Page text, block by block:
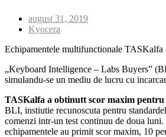
august 31, 2019
Kyocera
Echipamentele multifunctionale
„Keyboard Intelligence – Labs Buyers”
simulandu-se un mediu de lucru cu
TASKalfa a obtinutt scor maxim
BLI, instiutie recunoscuta pentru
comenzi intr-un test continuu de doua
echipamentele au primit scor maxim, 10